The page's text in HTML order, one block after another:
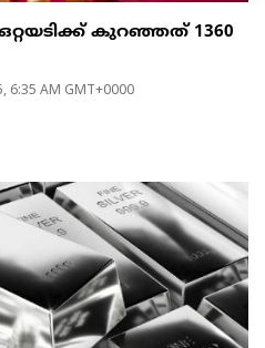
കുറഞ്ഞത് 1360
6:35 AM GMT+0000